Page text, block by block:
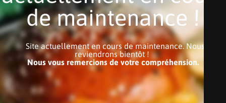
de maintenance !
Site actuellement en cours de maintenance. Nous
reviendrons bientôt !
Nous vous remercions de votre compréhension.